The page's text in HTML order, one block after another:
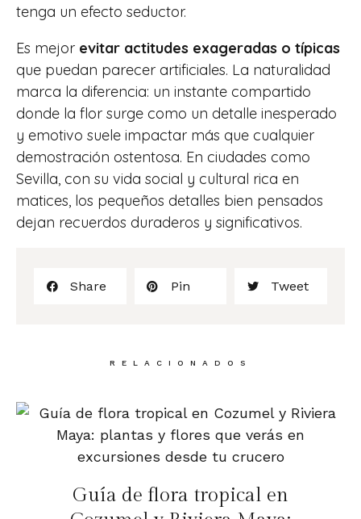
tenga un efecto seductor.
Es mejor evitar actitudes exageradas o típicas
que puedan parecer artificiales. La naturalidad
marca la diferencia: un instante compartido
donde la flor surge como un detalle inesperado
y emotivo suele impactar más que cualquier
demostración ostentosa. En ciudades como
Sevilla, con su vida social y cultural rica en
matices, los pequeños detalles bien pensados
dejan recuerdos duraderos y significativos.
Share Pin Tweet
RELACIONADOS
Guía de flora tropical en